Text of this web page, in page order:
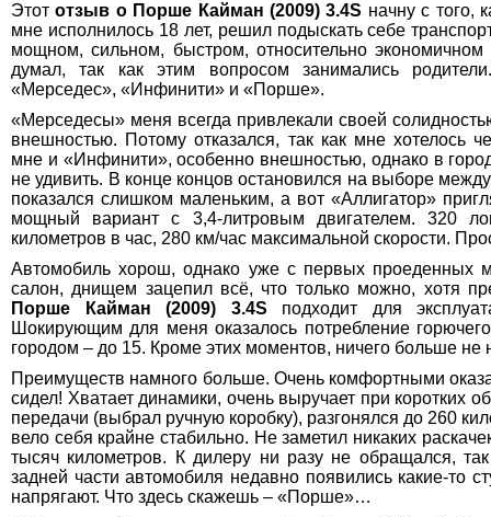
Этототзыв о Порше Кайман (2009) 3.4S начну с того,
мне исполнилось 18 лет, решил подыскать себе
мощном, сильном, быстром, относительно
думал, так как этим вопросом занимались
«Мерседес», «Инфинити» и «Порше».
«Мерседесы» меня всегда привлекали своей
внешностью. Потому отказался, так как мне хотелось
мне и «Инфинити», особенно внешностью, однако в
не удивить. В конце концов остановился на выборе
показался слишком маленьким, а вот «Аллигатор»
мощный вариант с 3,4-литровым двигателем. 320
километров в час, 280 км/час максимальной скорости.
Автомобиль хорош, однако уже с первых проеденных
салон, днищем зацепил всё, что только можно, хотя
Порше Кайман (2009) 3.4S подходит для
Шокирующим для меня оказалось потребление
городом – до 15. Кроме этих моментов, ничего больше не
Преимуществ намного больше. Очень комфортными
сидел! Хватает динамики, очень выручает при коротких
передачи (выбрал ручную коробку), разгонялся до 260
вело себя крайне стабильно. Не заметил никаких
тысяч километров. К дилеру ни разу не обращался,
задней части автомобиля недавно появились какие-то
напрягают. Что здесь скажешь – «Порше»…